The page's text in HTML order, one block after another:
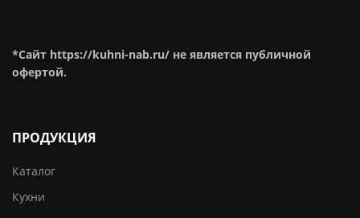
*Сайт https://kuhni-nab.ru/ не является публичной
офертой.
ПРОДУКЦИЯ
Каталог
Кухни